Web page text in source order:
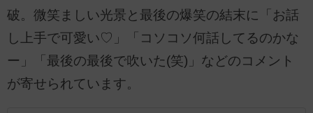
破。微笑ましい光景と最後の爆笑の結末に「お話
し上手で可愛い♡」「コソコソ何話してるのかな
ー」「最後の最後で吹いた(笑)」などのコメント
が寄せられています。